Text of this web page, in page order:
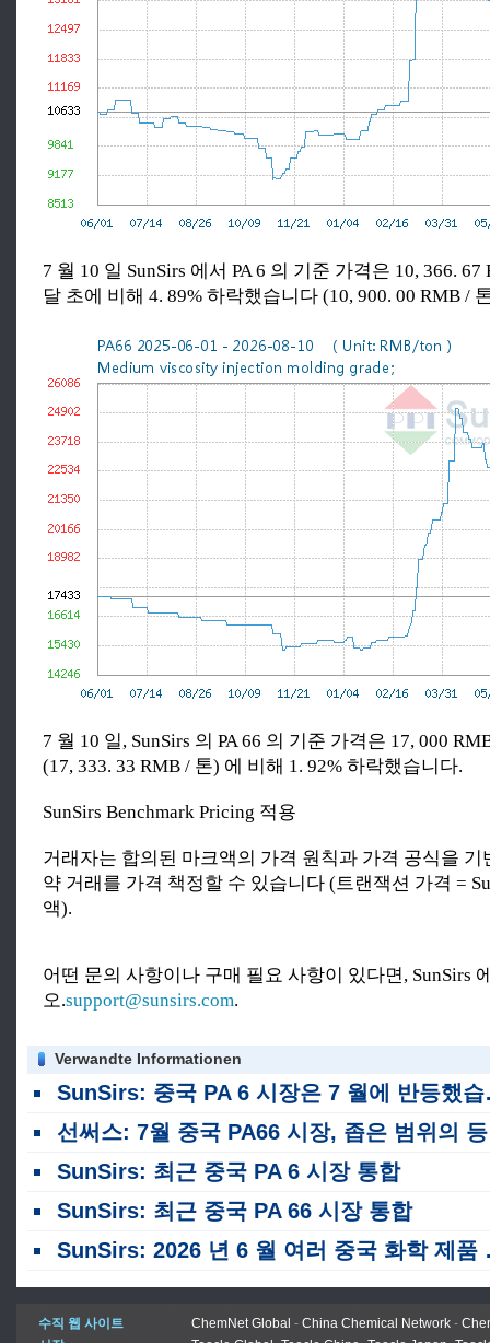
7 월 10 일 SunSirs 에서 PA 6 의 기준 가격은 10, 366.
달 초에 비해 4. 89% 하락했습니다 (10, 900. 00 RMB /
7 월 10 일, SunSirs 의 PA 66 의 기준 가격은 17, 000
(17, 333. 33 RMB / 톤) 에 비해 1. 92% 하락했습니다.
SunSirs Benchmark Pricing 적용
거래자는 합의된 마크액의 가격 원칙과 가격 공식을 기
약 거래를 가격 책정할 수 있습니다 (트랜잭션 가격 =
액).
어떤 문의 사항이나 구매 필요 사항이 있다면, SunSirs
오.support@sunsirs.com.
Verwandte Informationen
SunSirs: 중국 PA 6 시장은 7 월에 반등했습니다.
선써스: 7월 중국 PA66 시장, 좁은 범위의 등락 반복
SunSirs: 최근 중국 PA 6 시장 통합
SunSirs: 최근 중국 PA 66 시장 통합
SunSirs: 2026 년 6 월 여러 중국 화학 제품 범주에 걸쳐 수출 급증
수직 웹 사이트 ChemNet Global - China Chemical Network -